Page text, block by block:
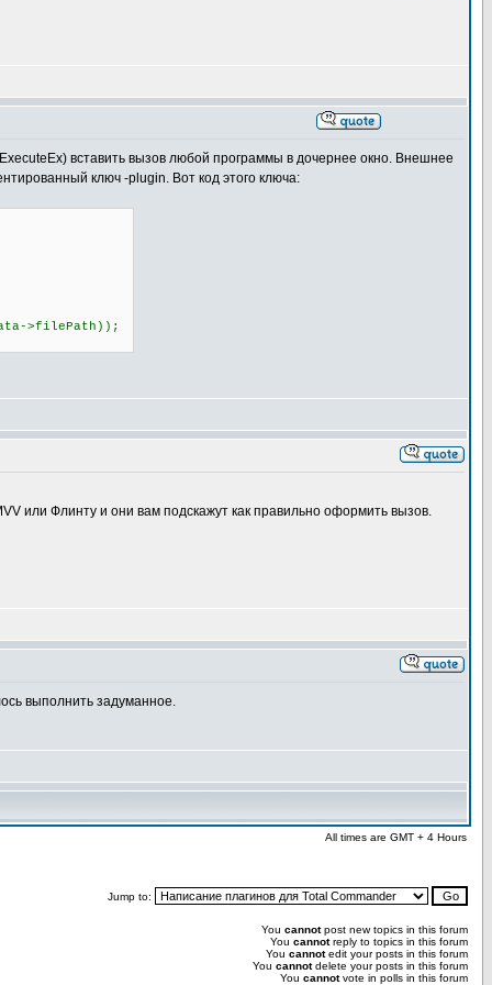
вставить вызов любой программы в дочернее окно. Внешнее
ключ -plugin. Вот код этого ключа:
>filePath));
или Флинту и они вам подскажут как правильно оформить вызов.
выполнить задуманное.
All times are GMT + 4 Hours
Jump to:
You cannotpost new topics in this forum
You cannotreply to topics in this forum
You cannotedit your posts in this forum
You cannotdelete your posts in this forum
You cannotvote in polls in this forum